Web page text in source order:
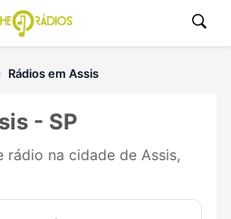
Rádios em Assis
- SP
rádio na cidade de Assis,